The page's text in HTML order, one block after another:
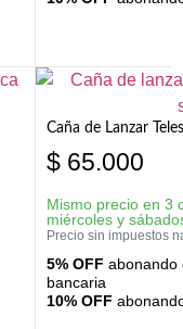
Caña de Lanzar
$ 65.000
Mismo precio en 3
miércoles y
Precio sin impuestos
5% OFF abonando
bancaria
10% OFF